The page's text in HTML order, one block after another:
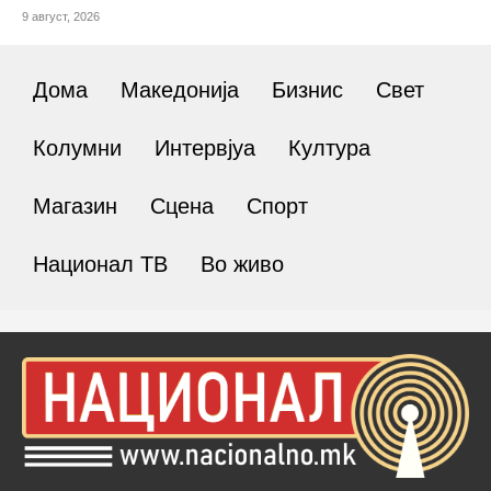
9 август, 2026
Дома Македонија Бизнис Свет
Колумни Интервјуа Култура
Магазин Сцена Спорт
Национал ТВ Во живо